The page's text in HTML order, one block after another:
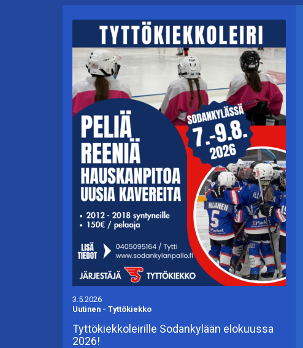
3.5.2026
Uutinen - Tyttökiekko
Tyttökiekkoleirille Sodankylään elokuussa
2026!